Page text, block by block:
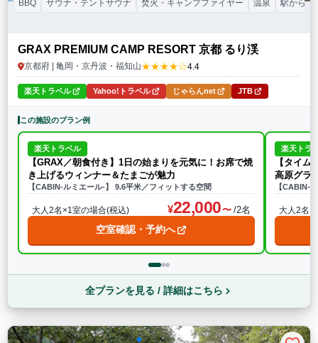
GRAX PREMIUM CAMP RESORT 京都 るり渓
京都府 | 亀岡・京丹波・福知山★★★★☆4.4
BBQ サウナ・テントサウナ 焚火・キャンプファイヤー 温泉 駅から送
楽天トラベル Yahoo!トラベル じゃらんnet JTB
この施設のプラン例
楽天トラベル
【GRAX／朝食付き】1日の始まりを元気に！お席で焼
き上げるウィンナー＆たまごが魅力
【CABIN-ルミエール-】 9.6平米／フィットする空間
大人2名×1室の場合(税込) 22,000 /2名
空室確認・予約へ
楽天トラ
【タイ
高原グラ
【CABIN-
大人2名
全プランを見る / 詳細はこちら